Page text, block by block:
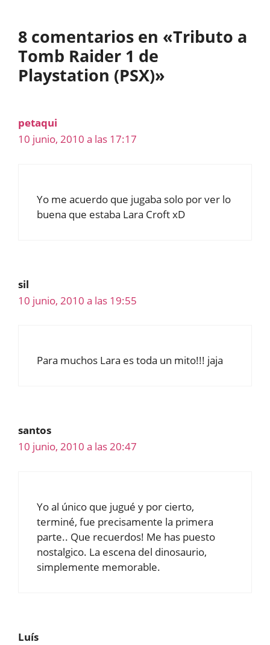
8 comentarios en «Tributo a
Tomb Raider 1 de
Playstation (PSX)»
petaqui
10 junio, 2010 a las 17:17
Yo me acuerdo que jugaba solo por ver lo
buena que estaba Lara Croft xD
sil
10 junio, 2010 a las 19:55
Para muchos Lara es toda un mito!!! jaja
santos
10 junio, 2010 a las 20:47
Yo al único que jugué y por cierto,
terminé, fue precisamente la primera
parte.. Que recuerdos! Me has puesto
nostalgico. La escena del dinosaurio,
simplemente memorable.
Luís